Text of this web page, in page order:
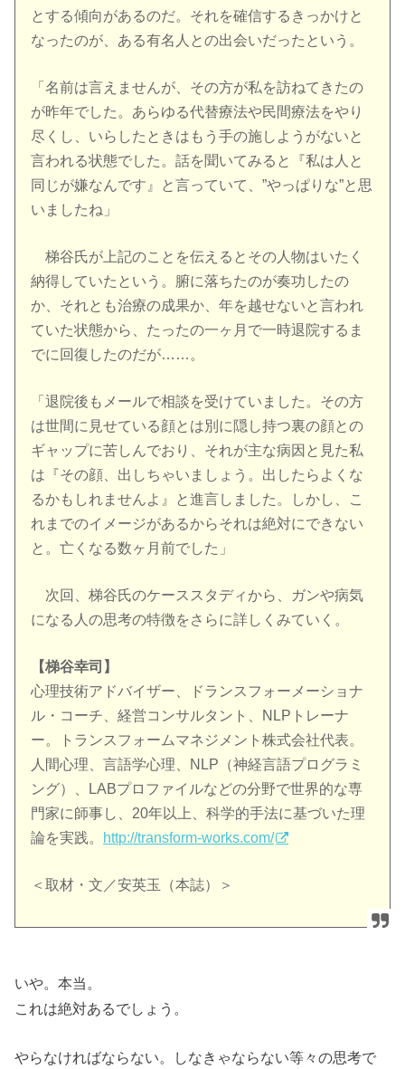
とする傾向があるのだ。それを確信するきっかけと
なったのが、ある有名人との出会いだったという。
「名前は言えませんが、その方が私を訪ねてきたの
が昨年でした。あらゆる代替療法や民間療法をやり
尽くし、いらしたときはもう手の施しようがないと
言われる状態でした。話を聞いてみると『私は人と
同じが嫌なんです』と言っていて、”やっぱりな”と思
いましたね」
梯谷氏が上記のことを伝えるとその人物はいたく
納得していたという。腑に落ちたのが奏功したの
か、それとも治療の成果か、年を越せないと言われ
ていた状態から、たったの一ヶ月で一時退院するま
でに回復したのだが……。
「退院後もメールで相談を受けていました。その方
は世間に見せている顔とは別に隠し持つ裏の顔との
ギャップに苦しんでおり、それが主な病因と見た私
は『その顔、出しちゃいましょう。出したらよくな
るかもしれませんよ』と進言しました。しかし、こ
れまでのイメージがあるからそれは絶対にできない
と。亡くなる数ヶ月前でした」
次回、梯谷氏のケーススタディから、ガンや病気
になる人の思考の特徴をさらに詳しくみていく。
【梯谷幸司】
心理技術アドバイザー、ドランスフォーメーショナ
ル・コーチ、経営コンサルタント、NLPトレーナ
ー。トランスフォームマネジメント株式会社代表。
人間心理、言語学心理、NLP（神経言語プログラミ
ング）、LABプロファイルなどの分野で世界的な専
門家に師事し、20年以上、科学的手法に基づいた理
論を実践。
http://transform-works.com/
＜取材・文／安英玉（本誌）＞
いや。本当。
これは絶対あるでしょう。
やらなければならない。しなきゃならない等々の思考で